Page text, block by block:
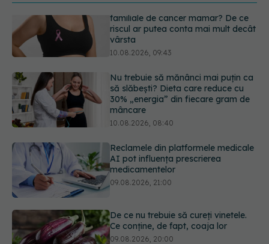
Nu trebuie să mănânci mai puțin ca
să slăbești? Dieta care reduce cu
30% „energia” din fiecare gram de
10.08.2026, 08:40
Reclamele din platformele medicale
AI pot influența prescrierea
medicamentelor
De ce nu trebuie să cureți vinetele.
Ce conține, de fapt, coaja lor
Excrescențele cutanate benigne în